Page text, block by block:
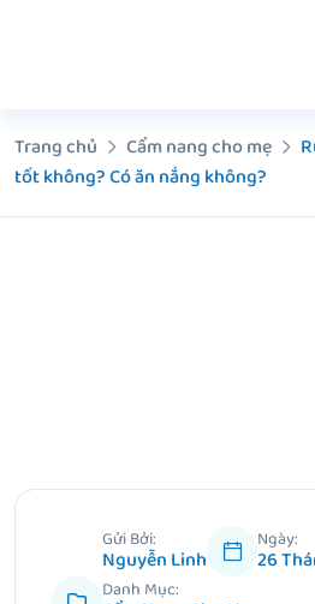
Trang chủ
Cẩm nang cho mẹ
tốt không? Có ăn nắng không?
Gửi Bởi:
Nguyễn Linh
Ngày:
26
Danh Mục: